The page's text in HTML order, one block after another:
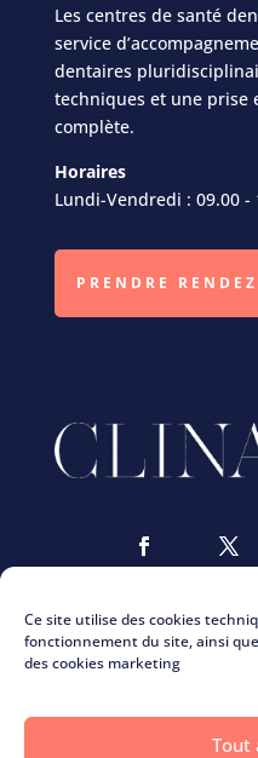
Ce site utilise des cookies
fonctionnement du site, ainsi
des cookies marketing
Tout
Les centres de santé
service
dentaires
techniques et une prise
complète.
Horaires
Lundi-Vendredi : 09.00 -
PRENDRE
Nous contacter